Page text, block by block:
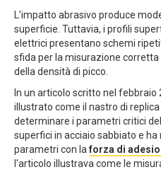
L'impatto abrasivo produce
superficie. Tuttavia, i profili
elettrici presentano schemi
sfida per la misurazione
della densità di picco.
In un articolo scritto nel febbraio
illustrato come il nastro di
determinare i parametri critici
superfici in acciaio sabbiato e
parametri con la forza di
l'articolo illustrava come le